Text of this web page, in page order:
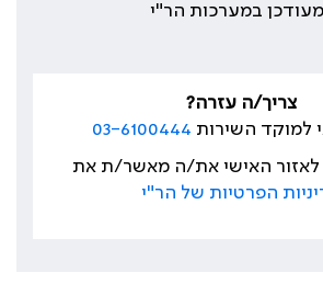
במערכות הר"י
צריך/ה עזרה?
למוקד השירות 03-6100444
האישי את/ה מאשר/ת את
הפרטיות של הר"י